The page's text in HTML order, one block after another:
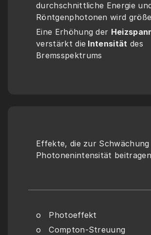
durchschnittliche Energie
Röntgenphotonen wird
Eine Erhöhung der
verstärkt die Intensität des
Bremsspektrums
Effekte, die zur
Photonenintensität beitragen
o   Photoeffekt
o   Compton-Streuung